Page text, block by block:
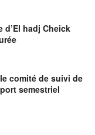
d’El hadj Cheick
comité de suivi de
semestriel